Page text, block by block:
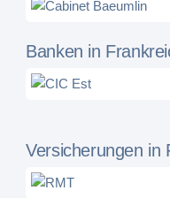
Banken in
Versicherungen in